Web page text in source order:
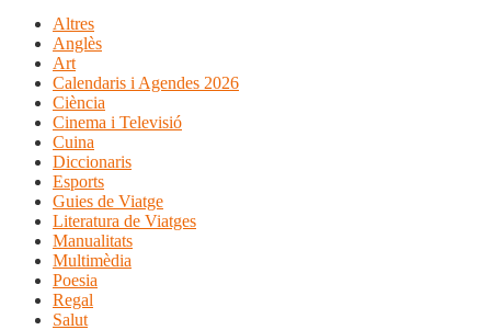
Altres
Anglès
Art
Calendaris i Agendes 2026
Ciència
Cinema i Televisió
Cuina
Diccionaris
Esports
Guies de Viatge
Literatura de Viatges
Manualitats
Multimèdia
Poesia
Regal
Salut